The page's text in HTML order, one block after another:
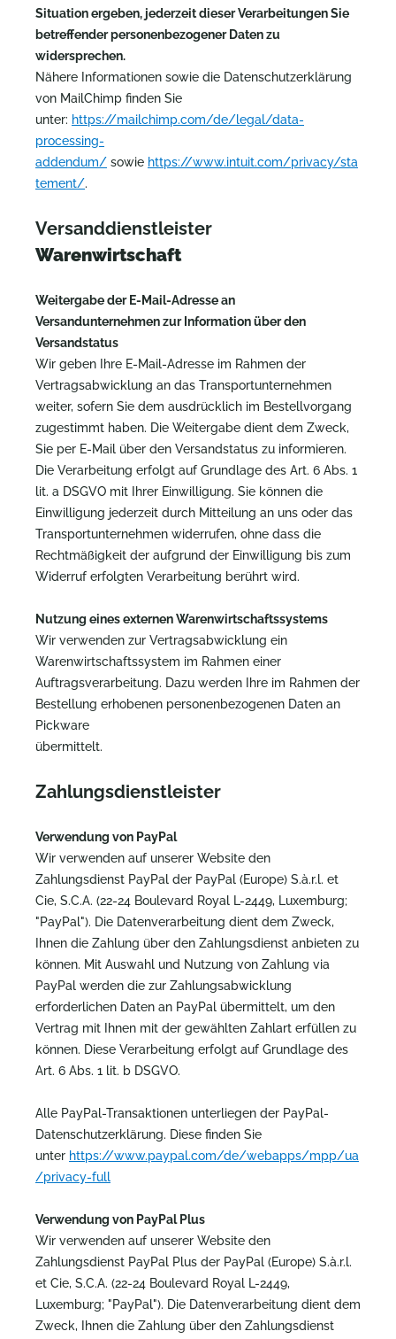
Situation ergeben, jederzeit dieser Verarbeitungen Sie
betreffender personenbezogener Daten zu
widersprechen.
Nähere Informationen sowie die Datenschutzerklärung
von MailChimp finden Sie
unter: https://mailchimp.com/de/legal/data-
processing-
addendum/ sowie https://www.intuit.com/privacy/sta
tement/.
Versanddienstleister
Warenwirtschaft
Weitergabe der E-Mail-Adresse an
Versandunternehmen zur Information über den
Versandstatus
Wir geben Ihre E-Mail-Adresse im Rahmen der
Vertragsabwicklung an das Transportunternehmen
weiter, sofern Sie dem ausdrücklich im Bestellvorgang
zugestimmt haben. Die Weitergabe dient dem Zweck,
Sie per E-Mail über den Versandstatus zu informieren.
Die Verarbeitung erfolgt auf Grundlage des Art. 6 Abs. 1
lit. a DSGVO mit Ihrer Einwilligung. Sie können die
Einwilligung jederzeit durch Mitteilung an uns oder das
Transportunternehmen widerrufen, ohne dass die
Rechtmäßigkeit der aufgrund der Einwilligung bis zum
Widerruf erfolgten Verarbeitung berührt wird.
Nutzung eines externen Warenwirtschaftssystems
Wir verwenden zur Vertragsabwicklung ein
Warenwirtschaftssystem im Rahmen einer
Auftragsverarbeitung. Dazu werden Ihre im Rahmen der
Bestellung erhobenen personenbezogenen Daten an
Pickware
übermittelt.
Zahlungsdienstleister
Verwendung von PayPal
Wir verwenden auf unserer Website den
Zahlungsdienst PayPal der PayPal (Europe) S.à.r.l. et
Cie, S.C.A. (22-24 Boulevard Royal L-2449, Luxemburg;
"PayPal"). Die Datenverarbeitung dient dem Zweck,
Ihnen die Zahlung über den Zahlungsdienst anbieten zu
können. Mit Auswahl und Nutzung von Zahlung via
PayPal werden die zur Zahlungsabwicklung
erforderlichen Daten an PayPal übermittelt, um den
Vertrag mit Ihnen mit der gewählten Zahlart erfüllen zu
können. Diese Verarbeitung erfolgt auf Grundlage des
Art. 6 Abs. 1 lit. b DSGVO.
Alle PayPal-Transaktionen unterliegen der PayPal-
Datenschutzerklärung. Diese finden Sie
unter https://www.paypal.com/de/webapps/mpp/ua
/privacy-full
Verwendung von PayPal Plus
Wir verwenden auf unserer Website den
Zahlungsdienst PayPal Plus der PayPal (Europe) S.à.r.l.
et Cie, S.C.A. (22-24 Boulevard Royal L-2449,
Luxemburg; "PayPal"). Die Datenverarbeitung dient dem
Zweck, Ihnen die Zahlung über den Zahlungsdienst